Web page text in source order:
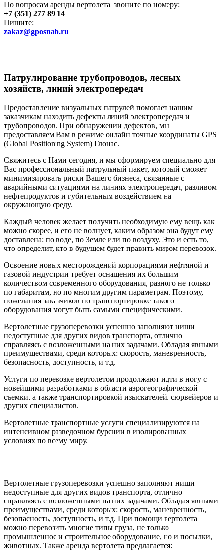
По вопросам аренды вертолета, звоните по номеру:
+7 (351) 277 89 14
Пишите:
zakaz@gposnab.ru
Патрулирование трубопроводов, лесных
хозяйств, линий электропередач
Предоставление визуальных патрулей помогает нашим
заказчикам находить дефекты линий электропередач и
трубопроводов. При обнаружении дефектов, мы
предоставляем Вам в режиме онлайн точные координаты GPS
(Global Positioning System) Глонас.
Свяжитесь с Нами сегодня, и мы сформируем специально для
Вас профессиональный патрульный пакет, который сможет
минимизировать риски Вашего бизнеса, связанные с
аварийными ситуациями на линиях электропередач, разливом
нефтепродуктов и губительным воздействием на
окружающую среду.
Каждый человек желает получить необходимую ему вещь как
можно скорее, и его не волнует, каким образом она будут ему
доставлена: по воде, по Земле или по воздуху. Это и есть то,
что определит, кто в будущем будет править миром перевозок.
Освоение новых месторождений корпорациями нефтяной и
газовой индустрии требует оснащения их большим
количеством современного оборудования, разного не только
по габаритам, но по многим другим параметрам. Поэтому,
пожелания заказчиков по транспортировке такого
оборудования могут быть самыми специфическими.
Вертолетные грузоперевозки успешно заполняют ниши
недоступные для других видов транспорта, отлично
справляясь с возложенными на них задачами. Обладая явными
преимуществами, среди которых: скорость, маневренность,
безопасность, доступность, и т.д.
Услуги по перевозке вертолетом продолжают идти в ногу с
новейшими разработками в области аэрогеографической
съемки, а также транспортировкой изыскателей, сюрвейеров и
других специалистов.
Вертолетные транспортные услуги специализируются на
интенсивном разведочном бурении в изолированных
условиях по всему миру.
Вертолетные грузоперевозки успешно заполняют ниши
недоступные для других видов транспорта, отлично
справляясь с возложенными на них задачами. Обладая явными
преимуществами, среди которых: скорость, маневренность,
безопасность, доступность, и т.д. При помощи вертолета
можно перевозить многие типы груза, не только
промышленное и строительное оборудование, но и посылки,
животных. Также аренда вертолета предлагается: